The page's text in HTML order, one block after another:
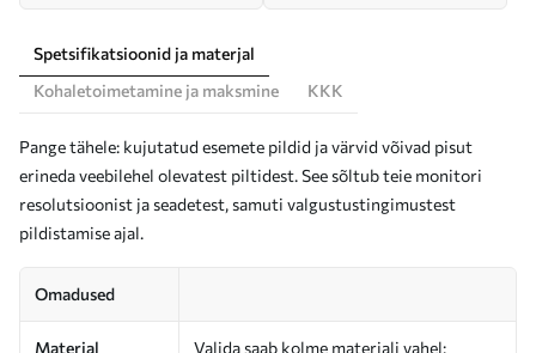
Spetsifikatsioonid ja materjal
Kohaletoimetamine ja maksmine
KKK
Pange tähele: kujutatud esemete pildid ja värvid võivad pisut
erineda veebilehel olevatest piltidest. See sõltub teie monitori
resolutsioonist ja seadetest, samuti valgustustingimustest
pildistamise ajal.
Omadused
Materjal
Valida saab kolme materjali vahel: